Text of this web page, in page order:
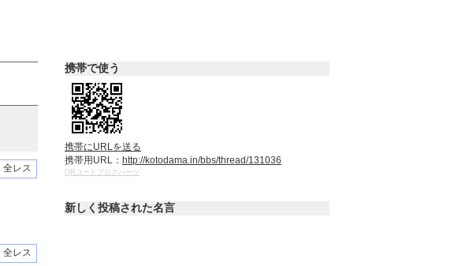
全レス
全レス
携帯で使う
携帯にURLを送る
携帯用URL： http://kotodama.in/bbs/thread/131036
QRコードブログパーツ
新しく投稿された名言